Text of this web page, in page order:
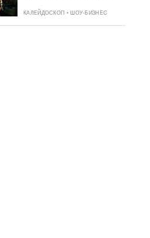
КАЛЕЙДОСКОП • ШОУ-БИЗНЕС